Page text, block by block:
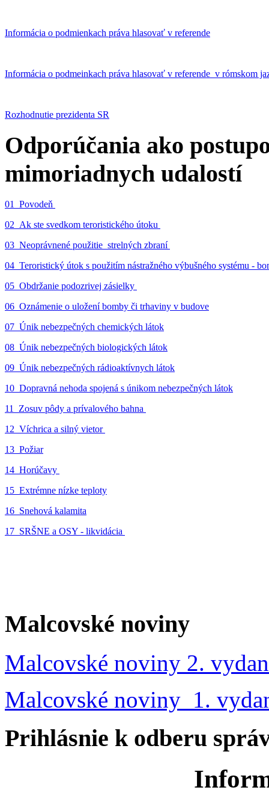
Informácia o podmienkach práva hlasovať v referende
Informácia o podmeinkach práva hlasovať v referende v rómskom
Rozhodnutie prezidenta SR
Odporúčania ako
mimoriadnych udalostí
01_Povodeň
02_Ak ste svedkom teroristického útoku
03_Neoprávnené použitie strelných zbraní
04_Teroristický útok s použitím nástražného výbušného systému -
05_Obdržanie podozrivej zásielky
06_Oznámenie o uložení bomby či trhaviny v budove
07_Únik nebezpečných chemických látok
08_Únik nebezpečných biologických látok
09_Únik nebezpečných rádioaktívnych látok
10_Dopravná nehoda spojená s únikom nebezpečných látok
11_Zosuv pôdy a prívalového bahna
12_Víchrica a silný vietor
13_Požiar
14_Horúčavy
15_Extrémne nízke teploty
16_Snehová kalamita
17_SRŠNE a OSY - likvidácia
Malcovské noviny
Malcovské noviny 2.
Malcovské noviny 1.
Prihlásnie k odberu